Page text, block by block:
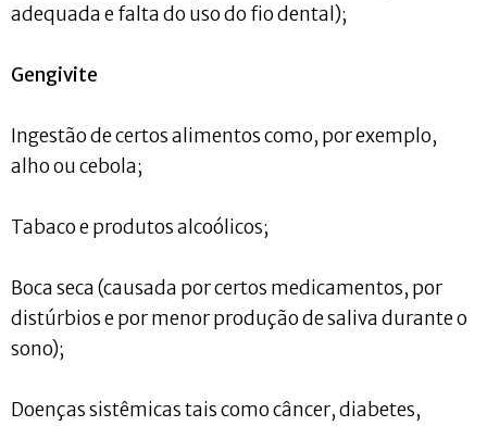
adequada e falta do uso do fio dental);
Gengivite
Ingestão de certos alimentos como, por exemplo,
alho ou cebola;
Tabaco e produtos alcoólicos;
Boca seca (causada por certos medicamentos, por
distúrbios e por menor produção de saliva durante o
sono);
Doenças sistêmicas tais como câncer, diabetes,